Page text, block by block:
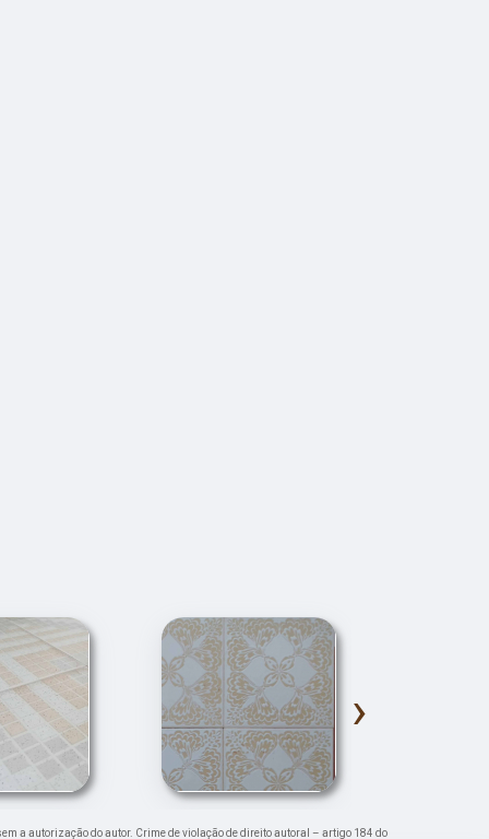
›
a autorização do autor. Crime de violação de direito autoral – artigo 184 do